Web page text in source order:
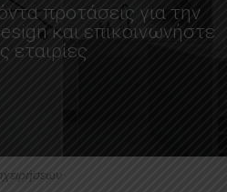
προτάσεις για την
και επικοινωνήστε
εταιρίες